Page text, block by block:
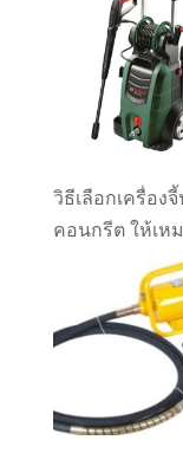
วิธีเลือกเครื่อง
คอนกรีต ให้เห